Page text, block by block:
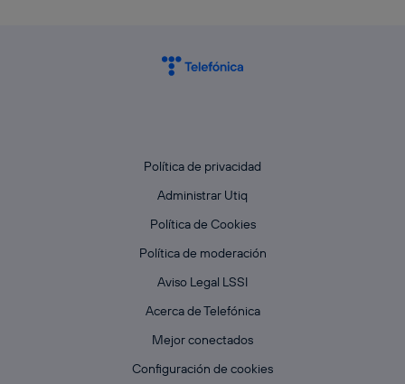
Política de privacidad
Administrar Utiq
Política de Cookies
Política de moderación
Aviso Legal LSSI
Acerca de Telefónica
Mejor conectados
Configuración de cookies